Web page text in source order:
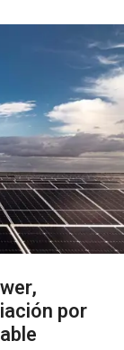
por